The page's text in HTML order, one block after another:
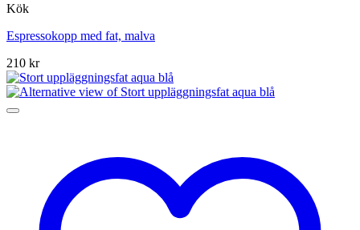
Kök
Espressokopp med fat, malva
210 kr